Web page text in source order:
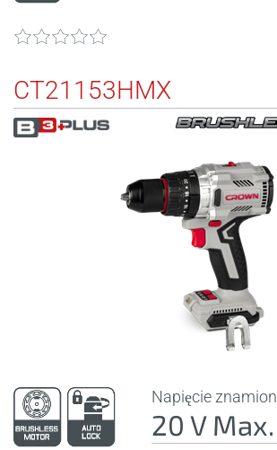
CT21153HMX
Napięcie
20 V